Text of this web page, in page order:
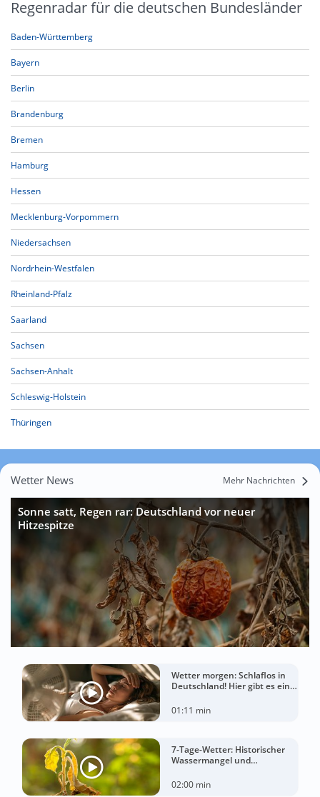
Regenradar für die deutschen Bundesländer
Baden-Württemberg
Bayern
Berlin
Brandenburg
Bremen
Hamburg
Hessen
Mecklenburg-Vorpommern
Niedersachsen
Nordrhein-Westfalen
Rheinland-Pfalz
Saarland
Sachsen
Sachsen-Anhalt
Schleswig-Holstein
Thüringen
Wetter News Mehr Nachrichten
Sonne satt, Regen rar: Deutschland vor neuer
Hitzespitze
Wetter morgen: Schlaflos in
Deutschland! Hier gibt es eine
01:11 min
7-Tage-Wetter: Historischer
Wassermangel und
02:00 min